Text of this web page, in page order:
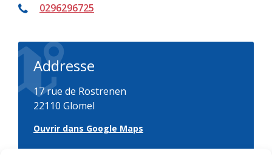
0296296725
Addresse
17 rue de Rostrenen
22110 Glomel
Ouvrir dans Google Maps